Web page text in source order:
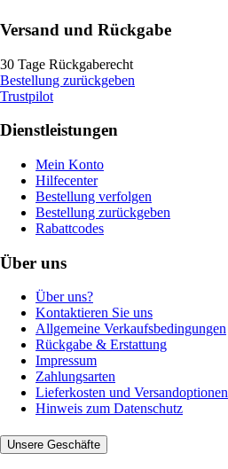
Versand und Rückgabe
30 Tage Rückgaberecht
Bestellung zurückgeben
Trustpilot
Dienstleistungen
Mein Konto
Hilfecenter
Bestellung verfolgen
Bestellung zurückgeben
Rabattcodes
Über uns
Über uns?
Kontaktieren Sie uns
Allgemeine Verkaufsbedingungen
Rückgabe & Erstattung
Impressum
Zahlungsarten
Lieferkosten und Versandoptionen
Hinweis zum Datenschutz
Unsere Geschäfte